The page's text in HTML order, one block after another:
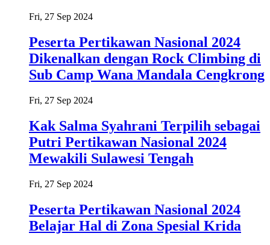
Fri, 27 Sep 2024
Peserta Pertikawan Nasional 2024
Dikenalkan dengan Rock Climbing di
Sub Camp Wana Mandala Cengkrong
Fri, 27 Sep 2024
Kak Salma Syahrani Terpilih sebagai
Putri Pertikawan Nasional 2024
Mewakili Sulawesi Tengah
Fri, 27 Sep 2024
Peserta Pertikawan Nasional 2024
Belajar Hal di Zona Spesial Krida